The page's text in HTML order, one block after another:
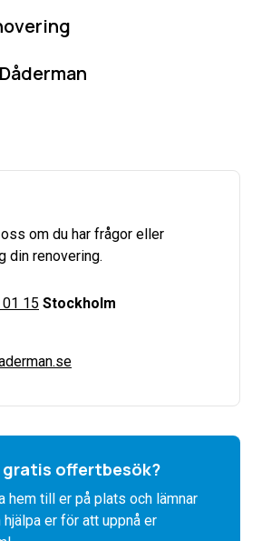
om du har frågor eller
din renovering.
15 Stockholm
gratis offertbesök?
hem till er på plats och lämnar
hjälpa er för att uppnå er